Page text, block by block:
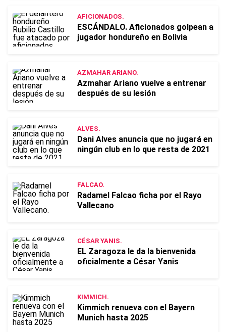
AFICIONADOS.
ESCÁNDALO. Aficionados golpean a
jugador hondureño en Bolivia
AZMAHAR ARIANO.
Azmahar Ariano vuelve a entrenar
después de su lesión
ALVES.
Dani Alves anuncia que no jugará en
ningún club en lo que resta de 2021
FALCAO.
Radamel Falcao ficha por el Rayo
Vallecano
CÉSAR YANIS.
EL Zaragoza le da la bienvenida
oficialmente a César Yanis
KIMMICH.
Kimmich renueva con el Bayern
Munich hasta 2025